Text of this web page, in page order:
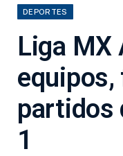
DEPORTES
Liga MX
partidos
1